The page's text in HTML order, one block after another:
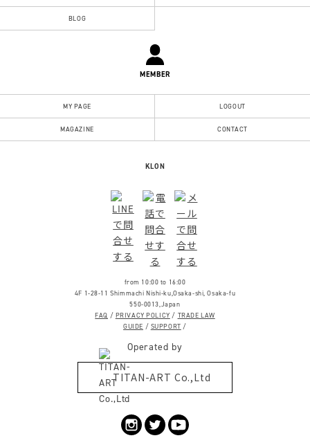
BLOG
MEMBER
MY PAGE LOGOUT
MAGAZINE CONTACT
KLON
from 10:00 to 16:00
4F 1-28-11 Shimmachi Nishi-ku,Osaka-shi, Osaka-fu
550-0013,Japan
FAQ / PRIVACY POLICY / TRADE LAW
GUIDE / SUPPORT /
Operated by
TITAN-ART Co.,Ltd